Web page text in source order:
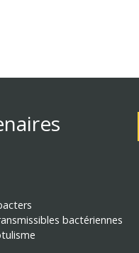
bactériennes